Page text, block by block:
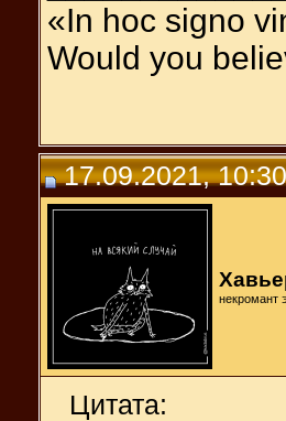
«In hoc signo
Would you
17.09.2021, 10:30
некромант
Цитата: